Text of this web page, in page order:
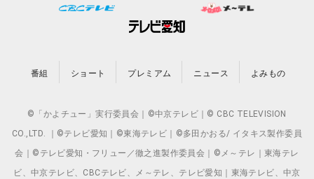
番組 ショート プレミアム ニュース よみもの
©「かよチュー」実行委員会｜©中京テレビ｜© CBC TELEVISION
CO.,LTD. ｜©テレビ愛知｜©東海テレビ｜©多田かおる/ イタキス製作委員
会｜©テレビ愛知・フリュー／徹之進製作委員会｜©メ～テレ｜東海テレ
ビ、中京テレビ、CBCテレビ、メ～テレ、テレビ愛知｜東海テレビ、中京